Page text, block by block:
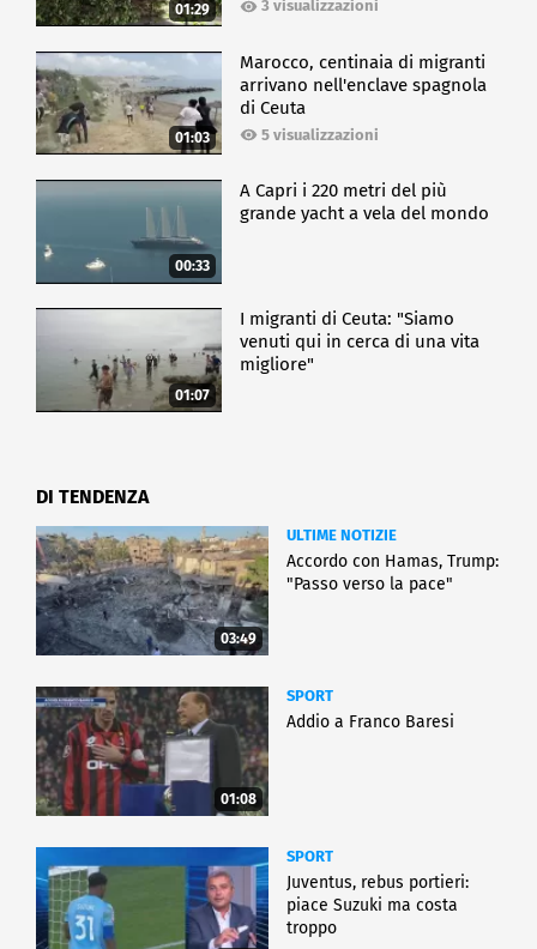
01:29 3 visualizzazioni
01:03
Marocco, centinaia di migranti
arrivano nell'enclave spagnola
di Ceuta
5 visualizzazioni
00:33
A Capri i 220 metri del più
grande yacht a vela del mondo
01:07
I migranti di Ceuta: "Siamo
venuti qui in cerca di una vita
migliore"
DI TENDENZA
03:49
ULTIME NOTIZIE
Accordo con Hamas, Trump:
"Passo verso la pace"
01:08
SPORT
Addio a Franco Baresi
SPORT
Juventus, rebus portieri:
piace Suzuki ma costa
troppo